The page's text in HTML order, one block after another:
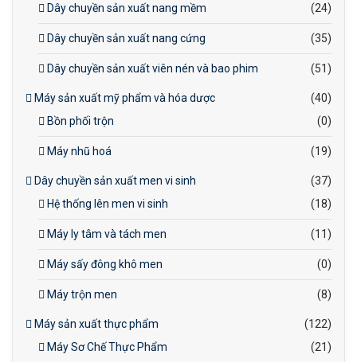
Dây chuyền sản xuất nang mềm (24)
Dây chuyền sản xuất nang cứng (35)
Dây chuyền sản xuất viên nén và bao phim (51)
Máy sản xuất mỹ phẩm và hóa dược
(40)
Bồn phối trộn
(0)
Máy nhũ hoá (19)
Dây chuyền sản xuất men vi sinh
(37)
Hệ thống lên men vi sinh
(18)
Máy ly tâm và tách men (11)
Máy sấy đông khô men (0)
Máy trộn men (8)
Máy sản xuất thực phẩm
(122)
Máy Sơ Chế Thực Phẩm
(21)